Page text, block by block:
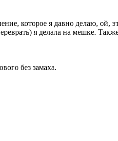
которое я давно делаю, ой,
я делала на мешке.
без замаха.